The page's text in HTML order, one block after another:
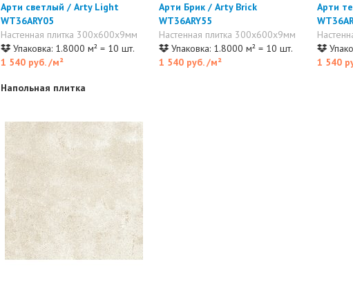
Арти светлый / Arty Light
WT36ARY05
Настенная плитка 300x600x9мм
Упаковка: 1.8000 м² = 10 шт.
1 540 руб./м²
Арти Брик / Arty Brick
WT36ARY55
Настенная плитка 300x600x9мм
Упаковка: 1.8000 м² = 10 шт.
1 540 руб./м²
Арти
1 540
Напольная плитка